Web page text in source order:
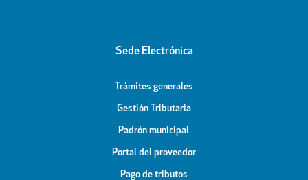
Sede Electrónica
Trámites generales
Gestión Tributaria
Padrón municipal
Portal del proveedor
Pago de tributos